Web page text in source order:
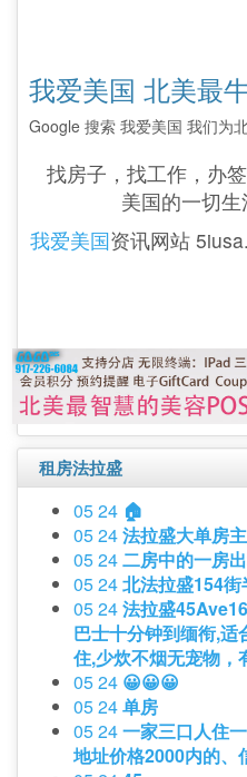
我爱美国 北美最
Google 搜索 我爱美国 我们为
找房子，找工作，办
美国的一切
我爱美国资讯网站
租房法拉盛
05 24 🏠
05 24法拉盛大单房
05 24二房中的一房
05 24北法拉盛154
05 24法拉盛
巴士十分钟到缅衔,
住,少炊不烟无宠物，
05 24 😀😀😀
05 24单房
05 24一家三口人住
地址价格2000内的、